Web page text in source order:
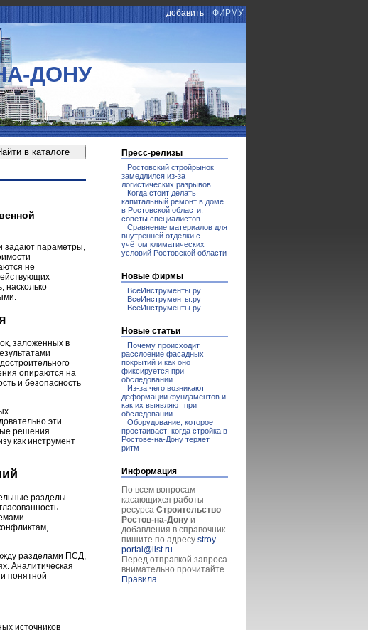
добавить ФИРМУ
ДОНУ
задают параметры,
не
насколько
заложенных в
опираются на
и безопасность
эти
решения.
как инструмент
разделы
разделами ПСД,
Аналитическая
понятной
источников
Пресс-релизы
Ростовский стройрынок
замедлился из-за
логистических разрывов
Когда стоит делать
капитальный ремонт в доме
в Ростовской области:
советы специалистов
Сравнение материалов для
внутренней отделки с
учётом климатических
условий Ростовской области
Новые фирмы
ВсеИнструменты.ру
ВсеИнструменты.ру
ВсеИнструменты.ру
Новые статьи
Почему происходит
расслоение фасадных
покрытий и как оно
фиксируется при
обследовании
Из-за чего возникают
деформации фундаментов и
как их выявляют при
обследовании
Оборудование, которое
простаивает: когда стройка в
Ростове-на-Дону теряет
ритм
Информация
По всем вопросам
касающихся работы
ресурса Строительство
Ростов-на-Дону и
добавления в справочник
пишите по адресу stroy-
portal@list.ru.
Перед отправкой запроса
внимательно прочитайте
Правила.